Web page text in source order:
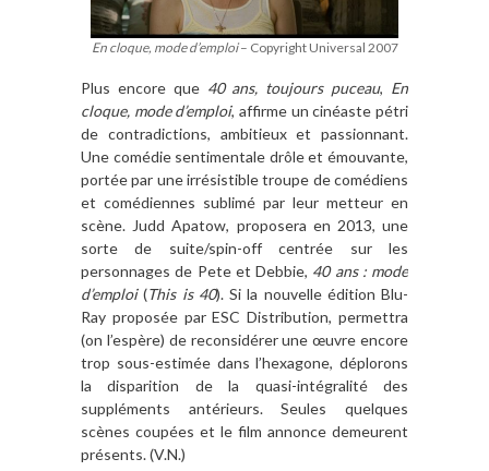
En cloque, mode d’emploi– Copyright Universal 2007
Plus encore que 40 ans, toujours puceau, En
cloque, mode d’emploi, affirme un cinéaste pétri
de contradictions, ambitieux et passionnant.
Une comédie sentimentale drôle et émouvante,
portée par une irrésistible troupe de comédiens
et comédiennes sublimé par leur metteur en
scène. Judd Apatow, proposera en 2013, une
sorte de suite/spin-off centrée sur les
personnages de Pete et Debbie, 40 ans : mode
d’emploi(This is 40). Si la nouvelle édition Blu-
Ray proposée par ESC Distribution, permettra
(on l’espère) de reconsidérer une œuvre encore
trop sous-estimée dans l’hexagone, déplorons
la disparition de la quasi-intégralité des
suppléments antérieurs. Seules quelques
scènes coupées et le film annonce demeurent
présents. (V.N.)